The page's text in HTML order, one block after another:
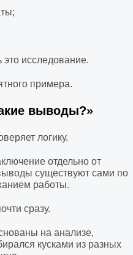
исследование.
примера.
выводы?»
логику.
отдельно от
существуют сами по
работы.
сразу.
на анализе,
кусками из разных